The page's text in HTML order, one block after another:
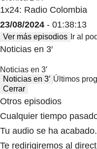
1x24: Radio Colombia
23/08/2024 - 01:38:13
Ver más episodios Ir al
Noticias en 3′
Noticias en 3′
Noticias en 3′ Últimos
Cerrar
Otros episodios
Cualquier tiempo
Tu audio se ha acabado.
Te redirigiremos al